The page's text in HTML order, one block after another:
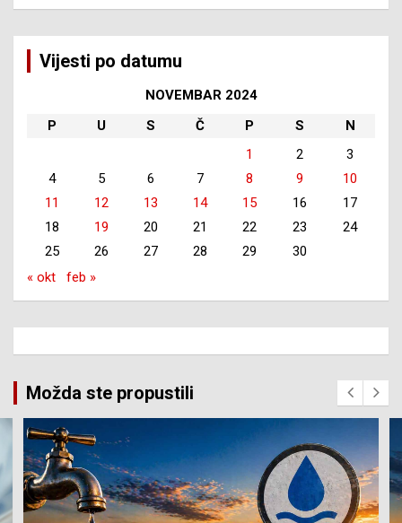
Vijesti po datumu
NOVEMBAR 2024
P
U S Č P S
N
1
2
3
4
5 6 7 8 9
10
11
12 13 14 15 16
17
18
19 20 21 22 23
24
25
26 27 28 29
30
« okt
feb »
Možda ste propustili